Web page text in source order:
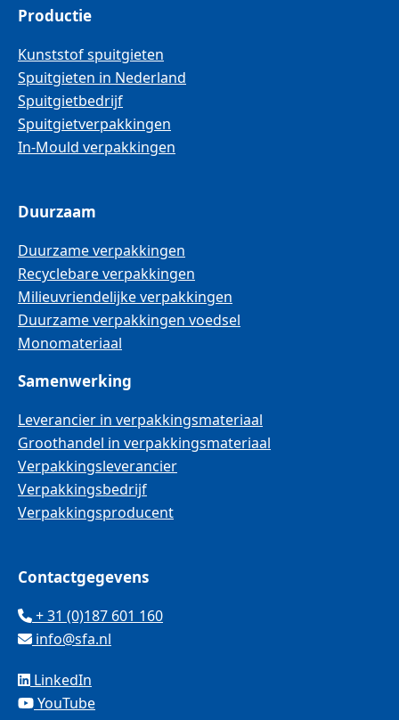
Productie
Kunststof spuitgieten
Spuitgieten in Nederland
Spuitgietbedrijf
Spuitgietverpakkingen
In-Mould verpakkingen
Duurzaam
Duurzame verpakkingen
Recyclebare verpakkingen
Milieuvriendelijke verpakkingen
Duurzame verpakkingen voedsel
Monomateriaal
Samenwerking
Leverancier in verpakkingsmateriaal
Groothandel in verpakkingsmateriaal
Verpakkingsleverancier
Verpakkingsbedrijf
Verpakkingsproducent
Contactgegevens
+ 31 (0)187 601 160
info@sfa.nl
LinkedIn
YouTube